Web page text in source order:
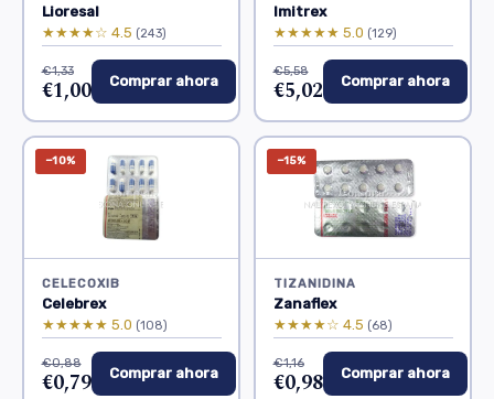
Lioresal
★★★★☆ 4.5 (243)
€1,33
€1,00 Comprar ahora
Imitrex
★★★★★ 5.0 (129)
€5,58
€5,02 Comprar ahora
−10%
CELECOXIB
Celebrex
★★★★★ 5.0 (108)
€0,88
€0,79 Comprar ahora
−15%
TIZANIDINA
Zanaflex
★★★★☆ 4.5 (68)
€1,16
€0,98 Comprar ahora